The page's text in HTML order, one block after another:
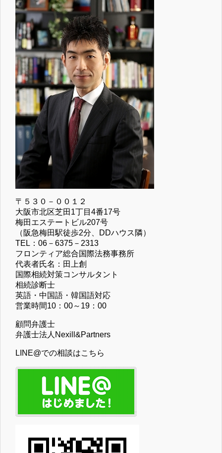
〒５３０－００１２
大阪市北区芝田1丁目4番17号
梅田エステートビル207号
（阪急梅田駅徒歩2分、DDハウス隣）
TEL：06－6375－2313
フロンティア総合国際法務事務所
代表者氏名：田上創
国際相続対策コンサルタント
相続診断士
英語・中国語・韓国語対応
営業時間10：00～19：00
顧問弁護士
弁護士法人Nexill&Partners
LINE@での相談はこちら